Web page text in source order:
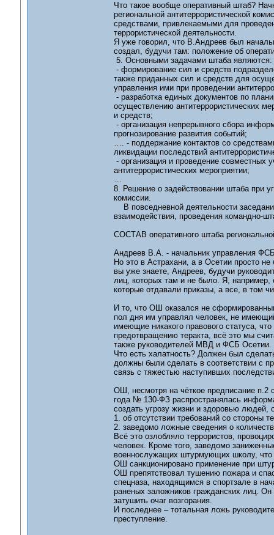
Что такое вообще оперативный штаб?
региональной антитеррористической
средствами, привлекаемыми для
террористической деятельности.
Я уже говорил, что В.Андреев был
создал, будучи там: положение об
5. Основными задачами штаба являются:
- формирование сил и средств
также приданных сил и средств для
управления ими при проведении
- разработка единых документов по
осуществлению антитеррористических
и средств;
- организация непрерывного сбора
прогнозирование развития событий;
…. - поддержание контактов со
ликвидации последствий
- организация и проведение совместных
антитеррористических мероприятии;
…
8. Решение о задействовании штаба при
комиссии.
В повседневной деятельности
взаимодействия, проведения командно-
СОСТАВ оперативного штаба
Андреев В.А. - начальник управления
Но это в Астрахани, а в Осетии просто
вы уже знаете, Андреев, будучи
лиц, которых там и не было. Я, например,
которые отдавали приказы, а все, в том
И то, что ОШ оказался не
пол дня им управлял человек, не
имеющие никакого правового статуса,
предотвращению теракта, всё это мы
также руководителей МВД и ФСБ Осетии.
Что есть халатность? Должен был
должны были сделать в соответствии с
связь с тяжестью наступивших
ОШ, несмотря на чёткое предписание п.2
года № 130-ФЗ распространялась
создать угрозу жизни и здоровью людей,
1. об отсутствии требований со стороны
2. заведомо ложные сведения о
Всё это озлобляло террористов,
человек. Кроме того, заведомо
военнослужащих штурмующих школу, что
ОШ санкционировано применение при
ОШ препятствовал тушению пожара и
спецназа, находящимся в спортзале в
раненых заложников гражданских лиц.
затушить очаг возгорания.
И последнее – тотальная ложь
преступление.